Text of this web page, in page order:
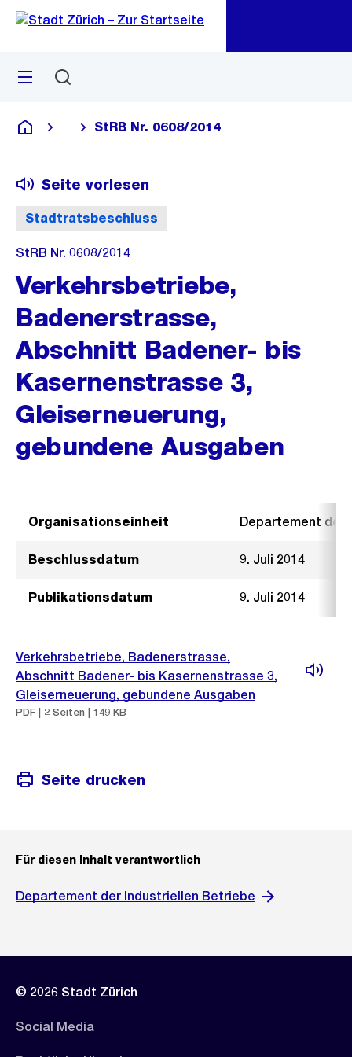
Navigation
Sprunglink
Menü
Deutsch
Blende alle Breadcrumbs ein
StRB Nr. 0608/2014
Stadtratsbeschluss
Seite vorlesen
StRB Nr. 0608/2014
Verkehrsbetriebe,
Badenerstrasse,
Abschnitt Badener- bis
Kasernenstrasse 3,
Gleiserneuerung,
gebundene Ausgaben
Organisationseinheit Departement der
Beschlussdatum 9. Juli 2014
Publikationsdatum 9. Juli 2014
Verkehrsbetriebe, Badenerstrasse,
Abschnitt Badener- bis Kasernenstrasse 3,
Gleiserneuerung, gebundene Ausgaben
PDF | 2 Seiten | 149 KB
Seite drucken
Für diesen Inhalt verantwortlich
Departement der Industriellen Betriebe
© 2026 Stadt Zürich
Social Media